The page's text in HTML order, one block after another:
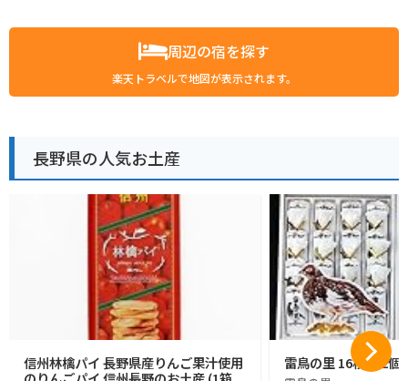
周辺の宿を探す
楽天トラベルで地図が表示されます。
長野県の人気お土産
信州林檎パイ 長野県産りんご果汁使用
雷鳥の里 16枚入 2個